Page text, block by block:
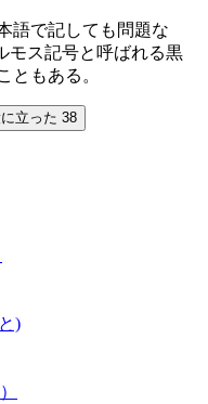
語で記しても問題な
モス記号と呼ばれる黒
ともある。
立った 38
)